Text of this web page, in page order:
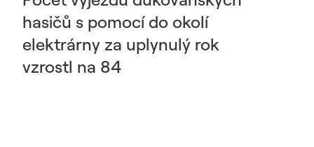
hasičů s pomocí do okolí
elektrárny za uplynulý rok
vzrostl na 84